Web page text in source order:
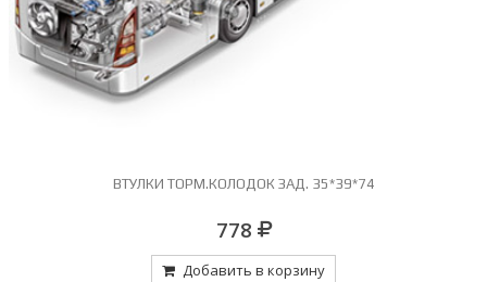
ВТУЛКИ ТОРМ.КОЛОДОК ЗАД. 35*39*74
778
Добавить в корзину